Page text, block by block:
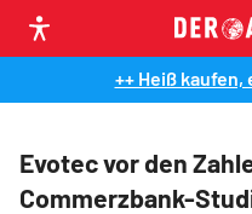
++ Heiß
Evotec vor den
Commerzbank-